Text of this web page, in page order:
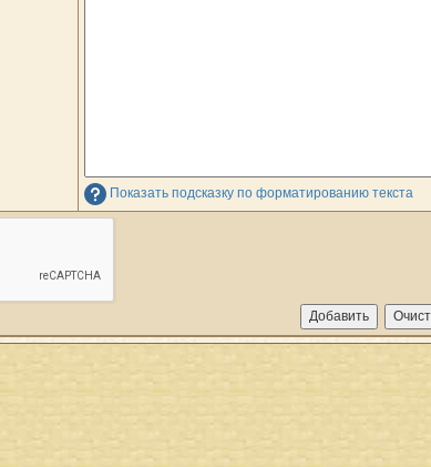
Показать подсказку по форматированию текста